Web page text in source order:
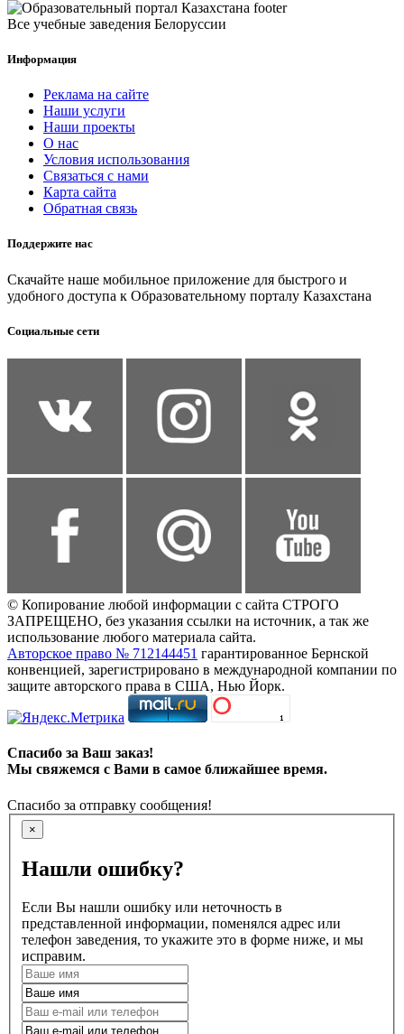
Все учебные заведения Белоруссии
Информация
Реклама на сайте
Наши услуги
Наши проекты
О нас
Условия использования
Связаться с нами
Карта сайта
Обратная связь
Поддержите нас
Скачайте наше мобильное приложение для быстрого и
удобного доступа к Образовательному порталу Казахстана
Социальные сети
© Копирование любой информации с сайта СТРОГО
ЗАПРЕЩЕНО, без указания ссылки на источник, а так же
использование любого материала сайта.
Авторское право № 712144451 гарантированное Бернской
конвенцией, зарегистрировано в международной компании по
защите авторского права в США, Нью Йорк.
Спасибо за Ваш заказ!
Мы свяжемся с Вами в самое ближайшее время.
Спасибо за отправку сообщения!
×
Нашли ошибку?
Если Вы нашли ошибку или неточность в
представленной информации, поменялся адрес или
телефон заведения, то укажите это в форме ниже, и мы
исправим.